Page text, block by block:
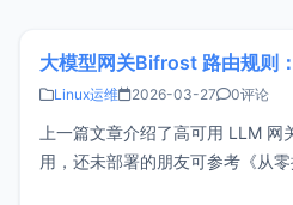
Linux运维 2026-03-27 0评论
上一篇文章介绍了高可用 LLM
用，还未部署的朋友可参考《从